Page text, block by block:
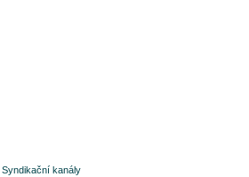
Syndikační kanály